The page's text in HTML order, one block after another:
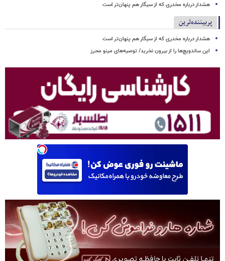
هشدار درباره مخدری که از سیگار هم پنهان‌تر است
پربیننده‌ترین
هشدار درباره مخدری که از سیگار هم پنهان‌تر است
این ساندویچ‌ها را از بیرون نخرید/ توصیه‌های مینو محرز